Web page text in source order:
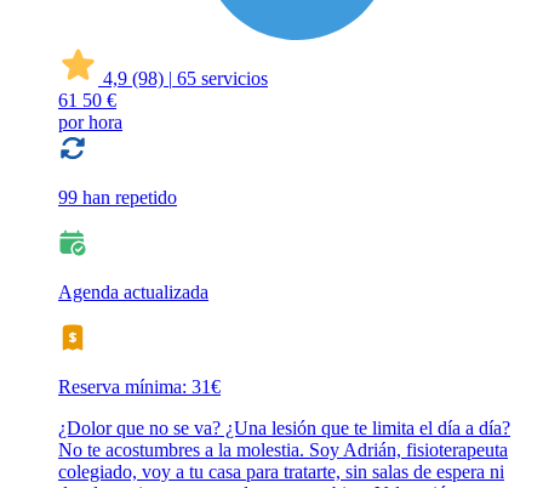
4,9 (98) | 65 servicios
61 50 €
por hora
99 han repetido
Agenda actualizada
Reserva mínima: 31€
¿Dolor que no se va? ¿Una lesión que te limita el día a día?
No te acostumbres a la molestia. Soy Adrián, fisioterapeuta
colegiado, voy a tu casa para tratarte, sin salas de espera ni